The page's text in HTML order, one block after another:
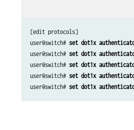
[edit protocols]
user@switch# set dot1x
user@switch# set dot1x
user@switch# set dot1x
user@switch# set dot1x
user@switch# set dot1x